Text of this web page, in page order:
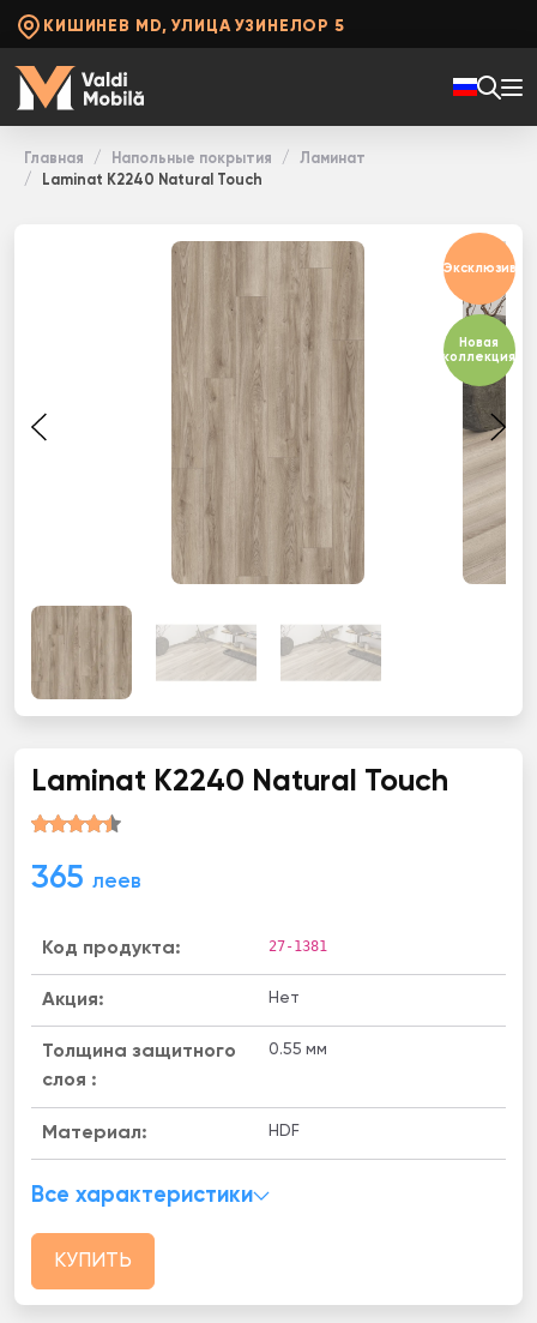
КИШИНЕВ MD, УЛИЦА УЗИНЕЛОР 5
Главная Напольные покрытия
Ламинат
Laminat K2240 Natural Touch
Эксклюзив
Новая
коллекция
Laminat K2240 Natural Touch
365 леев
Код продукта: 27-1381
Акция: Нет
Толщина защитного
слоя :
0.55 мм
Материал: HDF
Все характеристики
КУПИТЬ